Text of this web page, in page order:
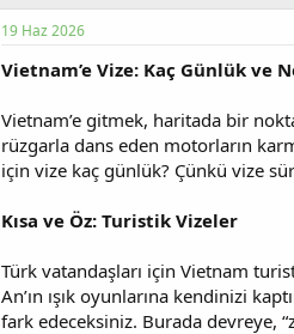
19 Haz 2026
Vietnam’e Vize: Kaç Günlük ve
Vietnam’e gitmek, haritada bir
rüzgarla dans eden motorların
için vize kaç günlük? Çünkü vize
Kısa ve Öz: Turistik Vizeler
Türk vatandaşları için Vietnam
An’ın ışık oyunlarına kendinizi
fark edeceksiniz. Burada devreye,